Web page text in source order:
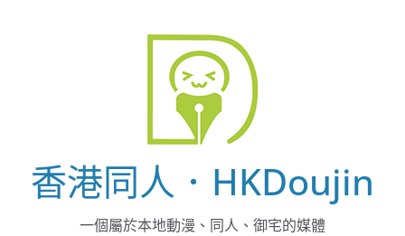
香港同人．HKDoujin
一個屬於本地動漫、同人、御宅的媒體